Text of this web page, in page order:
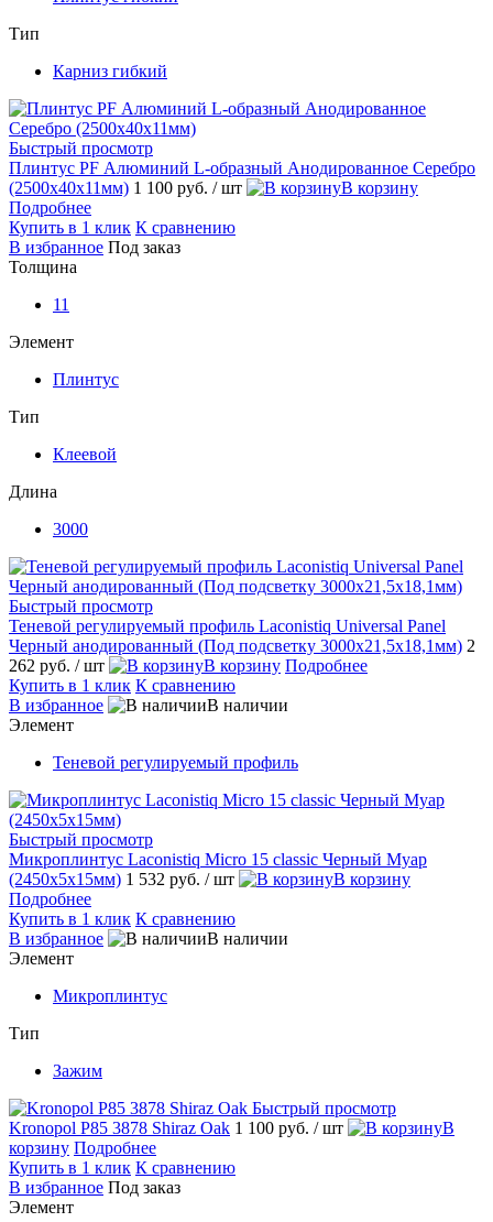
Тип
Карниз гибкий
Быстрый просмотр
Плинтус PF Алюминий L-образный Анодированное Серебро
(2500х40х11мм) 1 100 руб. / шт
В корзину
Подробнее
Купить в 1 клик К сравнению
В избранное Под заказ
Толщина
11
Элемент
Плинтус
Тип
Клеевой
Длина
3000
Быстрый просмотр
Теневой регулируемый профиль Laconistiq Universal Panel
Черный анодированный (Под подсветку 3000х21,5х18,1мм) 2
262 руб. / шт В корзину Подробнее
Купить в 1 клик К сравнению
В избранное
В наличии
Элемент
Теневой регулируемый профиль
Быстрый просмотр
Микроплинтус Laconistiq Micro 15 classic Черный Муар
(2450х5х15мм) 1 532 руб. / шт
В корзину
Подробнее
Купить в 1 клик К сравнению
В избранное
В наличии
Элемент
Микроплинтус
Тип
Зажим
Быстрый просмотр
Kronopol P85 3878 Shiraz Oak 1 100 руб. / шт
В
корзину Подробнее
Купить в 1 клик К сравнению
В избранное Под заказ
Элемент